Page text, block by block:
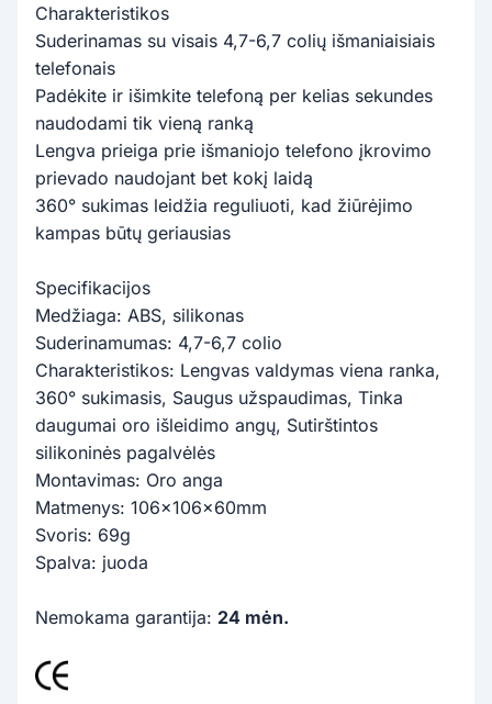
Charakteristikos
Suderinamas su visais 4,7-6,7 colių išmaniaisiais
telefonais
Padėkite ir išimkite telefoną per kelias sekundes
naudodami tik vieną ranką
Lengva prieiga prie išmaniojo telefono įkrovimo
prievado naudojant bet kokį laidą
360° sukimas leidžia reguliuoti, kad žiūrėjimo
kampas būtų geriausias
Specifikacijos
Medžiaga: ABS, silikonas
Suderinamumas: 4,7-6,7 colio
Charakteristikos: Lengvas valdymas viena ranka,
360° sukimasis, Saugus užspaudimas, Tinka
daugumai oro išleidimo angų, Sutirštintos
silikoninės pagalvėlės
Montavimas: Oro anga
Matmenys: 106x106x60mm
Svoris: 69g
Spalva: juoda
Nemokama garantija: 24 mėn.